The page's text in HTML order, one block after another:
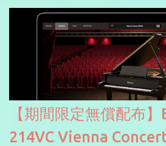
【期間限定無償配布
214VC Vienna